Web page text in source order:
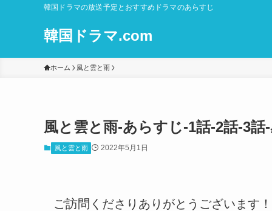
韓国ドラマの放送予定とおすすめドラマのあらすじ
韓国ドラマ.com
ホーム 風と雲と雨
風と雲と雨-あらすじ-1話-2話-3
風と雲と雨 2022年5月1日
ご訪問くださりありがとうございます！